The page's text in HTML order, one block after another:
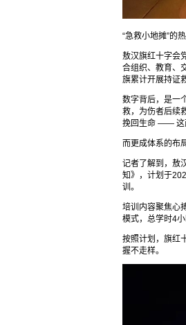
“急救小地摊”的
敖汉旗红十字会
合组织、教育、
旗累计开展持证
数字背后，是一
救，为伤者后续
挽回生命 —— 这
而更成体系的布
记者了解到，敖
知》，计划于
训。
培训内容聚焦心
模式，总学时4
按照计划，旗红
握不走样。